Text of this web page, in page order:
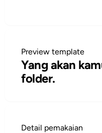
Preview template
Yang akan
folder.
Detail pemakaian